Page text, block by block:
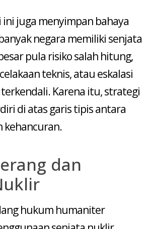
juga menyimpan bahaya
negara memiliki senjata
pula risiko salah hitung,
teknis, atau eskalasi
Karena itu, strategi
di atas garis tipis antara
kehancuran.
dan
hukum humaniter